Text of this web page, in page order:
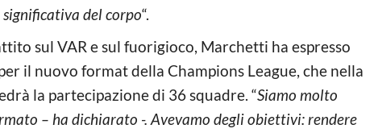
del corpo“.
sul VAR e sul fuorigioco, Marchetti ha espresso
il nuovo format della Champions League, che nella
la partecipazione di 36 squadre. “Siamo molto
– ha dichiarato -. Avevamo degli obiettivi: rendere